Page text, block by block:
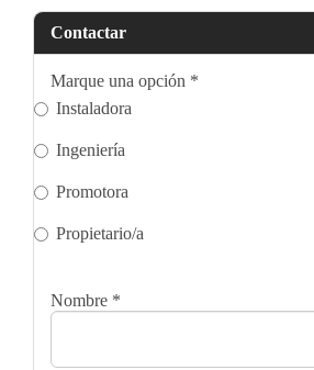
Contactar
Marque una opción *
Instaladora
Ingeniería
Promotora
Propietario/a
Nombre *